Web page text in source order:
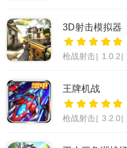
3D射击模拟器
枪战射击 1.0.2
王牌机战
枪战射击 3.2.0